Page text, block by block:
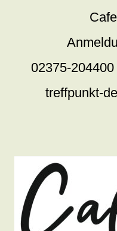
02375-
treffpunkt-